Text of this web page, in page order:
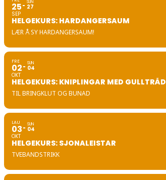
25
SEP
SUN
27
HELGEKURS: HARDANGERSAUM
LÆR Å SY HARDANGERSAUM!
FRE
02
OKT
SUN
04
HELGEKURS: KNIPLINGAR MED GULLTRÅD
TIL BRINGKLUT OG BUNAD
LAU
03
OKT
SUN
04
HELGEKURS: SJONALEISTAR
TVEBANDSTRIKK